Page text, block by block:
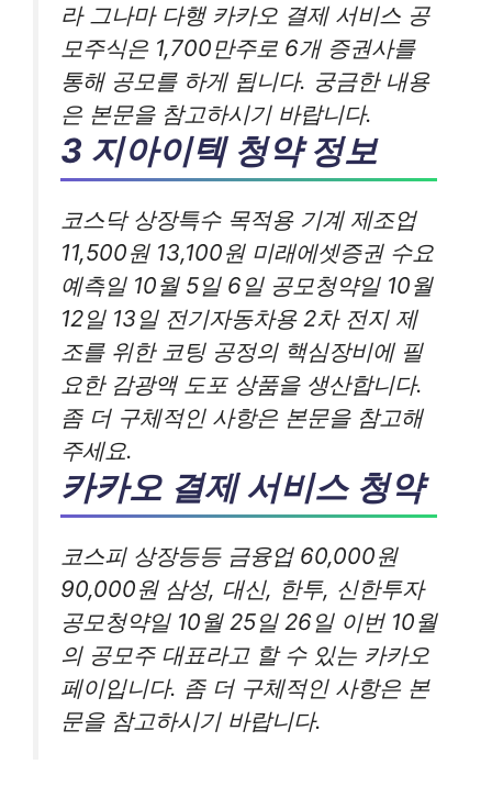
라 그나마 다행 카카오 결제 서비스 공
모주식은 1,700만주로 6개 증권사를
통해 공모를 하게 됩니다. 궁금한 내용
은 본문을 참고하시기 바랍니다.
3 지아이텍 청약 정보
코스닥 상장특수 목적용 기계 제조업
11,500원 13,100원 미래에셋증권 수요
예측일 10월 5일 6일 공모청약일 10월
12일 13일 전기자동차용 2차 전지 제
조를 위한 코팅 공정의 핵심장비에 필
요한 감광액 도포 상품을 생산합니다.
좀 더 구체적인 사항은 본문을 참고해
주세요.
카카오 결제 서비스 청약
코스피 상장등등 금융업 60,000원
90,000원 삼성, 대신, 한투, 신한투자
공모청약일 10월 25일 26일 이번 10월
의 공모주 대표라고 할 수 있는 카카오
페이입니다. 좀 더 구체적인 사항은 본
문을 참고하시기 바랍니다.